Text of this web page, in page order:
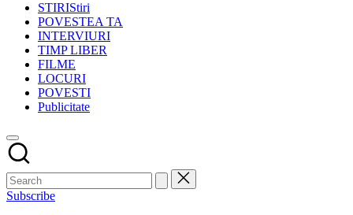
STIRIStiri
POVESTEA TA
INTERVIURI
TIMP LIBER
FILME
LOCURI
POVESTI
Publicitate
Subscribe